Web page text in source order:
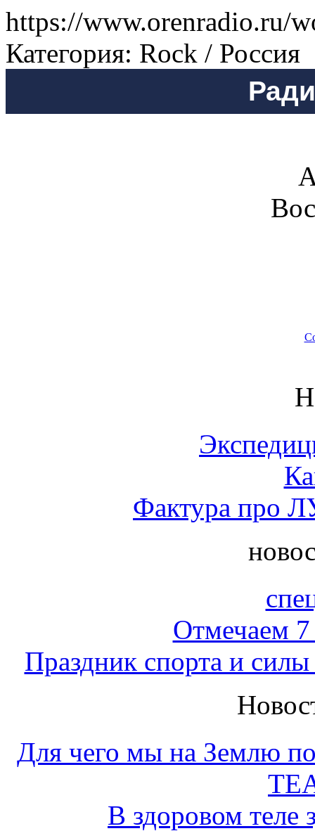
https://www.orenradio.ru/
Категория: Rock / Россия
Фактура про
Отмечаем 7
Праздник спорта и
Для чего мы на Землю
В здоровом теле